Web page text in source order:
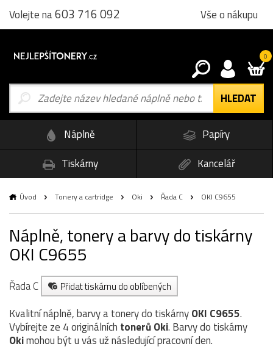
Volejte na603 716 092 Vše o nákupu
0
Náplně
Papíry
Tiskárny
Kancelář
Úvod Tonery a cartridge Oki Řada C OKI C9655
Náplně, tonery a barvy do tiskárny
OKI C9655
Řada C Přidat tiskárnu do oblíbených
Kvalitní náplně, barvy a tonery do tiskárnyOKI C9655.
Vybírejte ze 4 originálních tonerůOki. Barvy do tiskárny
Okimohou být u vás už následující pracovní den.